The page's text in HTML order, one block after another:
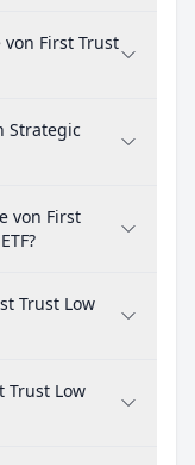
First Trust
Strategic
von First
Trust Low
Trust Low